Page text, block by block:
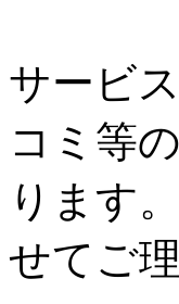
サービ
コミ等
ります
せてご